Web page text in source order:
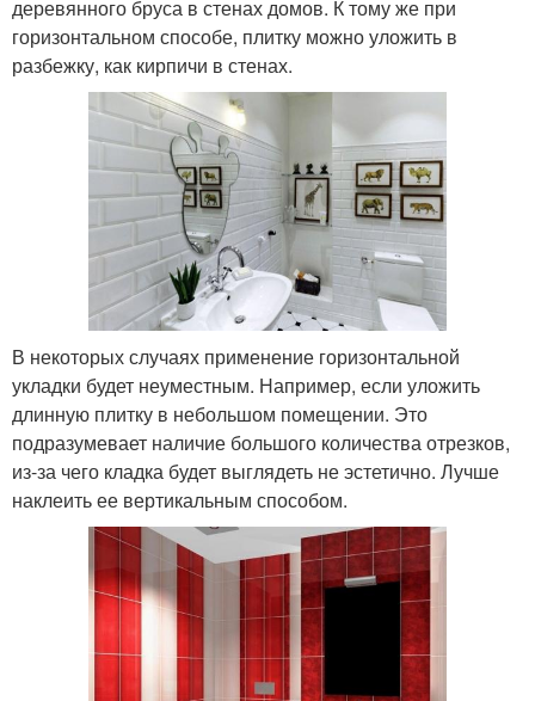
деревянного бруса в стенах домов. К тому же при
горизонтальном способе, плитку можно уложить в
разбежку, как кирпичи в стенах.
В некоторых случаях применение горизонтальной
укладки будет неуместным. Например, если уложить
длинную плитку в небольшом помещении. Это
подразумевает наличие большого количества отрезков,
из-за чего кладка будет выглядеть не эстетично. Лучше
наклеить ее вертикальным способом.